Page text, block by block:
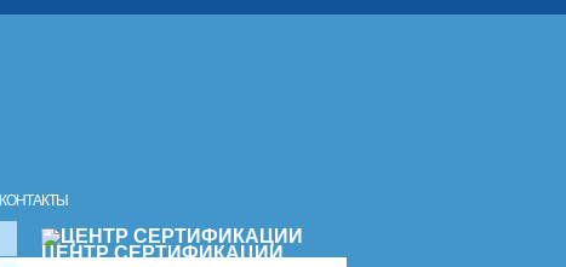
КОНТАКТЫ
ЦЕНТР СЕРТИФИКАЦИИ